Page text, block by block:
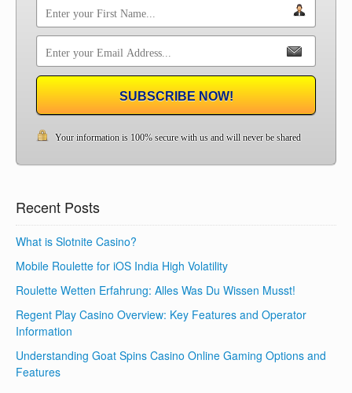
SUBSCRIBE NOW!
Your information is 100% secure with us and will never be shared
Recent Posts
What is Slotnite Casino?
Mobile Roulette for iOS India High Volatility
Roulette Wetten Erfahrung: Alles Was Du Wissen Musst!
Regent Play Casino Overview: Key Features and Operator
Information
Understanding Goat Spins Casino Online Gaming Options and
Features